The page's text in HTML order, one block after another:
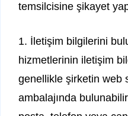
temsilcisine şikayet
1. İletişim bilgilerini
hizmetlerinin iletişim
genellikle şirketin web
ambalajında